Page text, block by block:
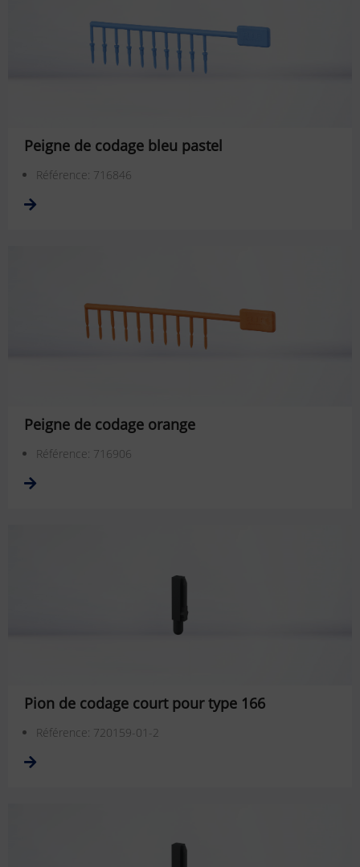
Peigne de codage bleu pastel
Référence: 716846
Peigne de codage orange
Référence: 716906
Pion de codage court pour type 166
Référence: 720159-01-2